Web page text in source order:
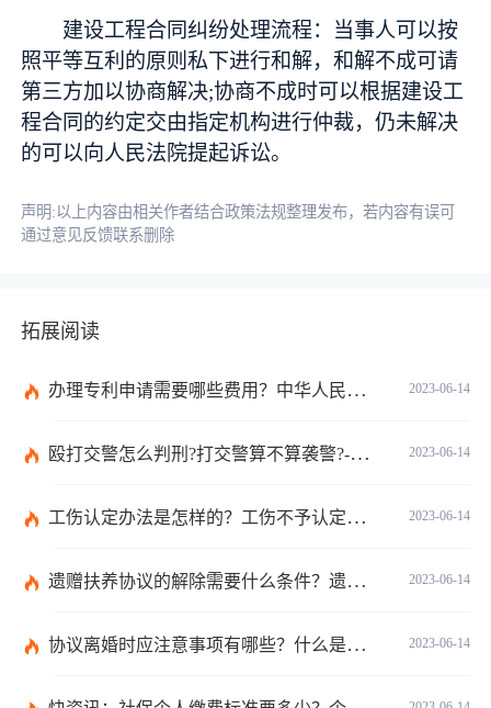
建设工程合同纠纷处理流程：当事人可以按
照平等互利的原则私下进行和解，和解不成可请
第三方加以协商解决;协商不成时可以根据建设工
程合同的约定交由指定机构进行仲裁，仍未解决
的可以向人民法院提起诉讼。
声明:以上内容由相关作者结合政策法规整理发布，若内容有误可
通过意见反馈联系删除
拓展阅读
2023-06-14
办理专利申请需要哪些费用？中华人民共和国专利法实施细则第九十三条内容是什么？_世界讯息
2023-06-14
殴打交警怎么判刑?打交警算不算袭警?-环球观焦点
2023-06-14
工伤认定办法是怎样的？工伤不予认定的三个条件是什么？
2023-06-14
遗赠扶养协议的解除需要什么条件？遗赠抚养协议生效条件是什么？ 天天时讯
2023-06-14
协议离婚时应注意事项有哪些？什么是契约婚姻？契约婚姻的构成要件有哪些？|环球时讯